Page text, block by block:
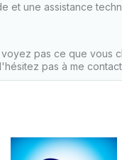
et une assistance
pas ce que vous
pas à me